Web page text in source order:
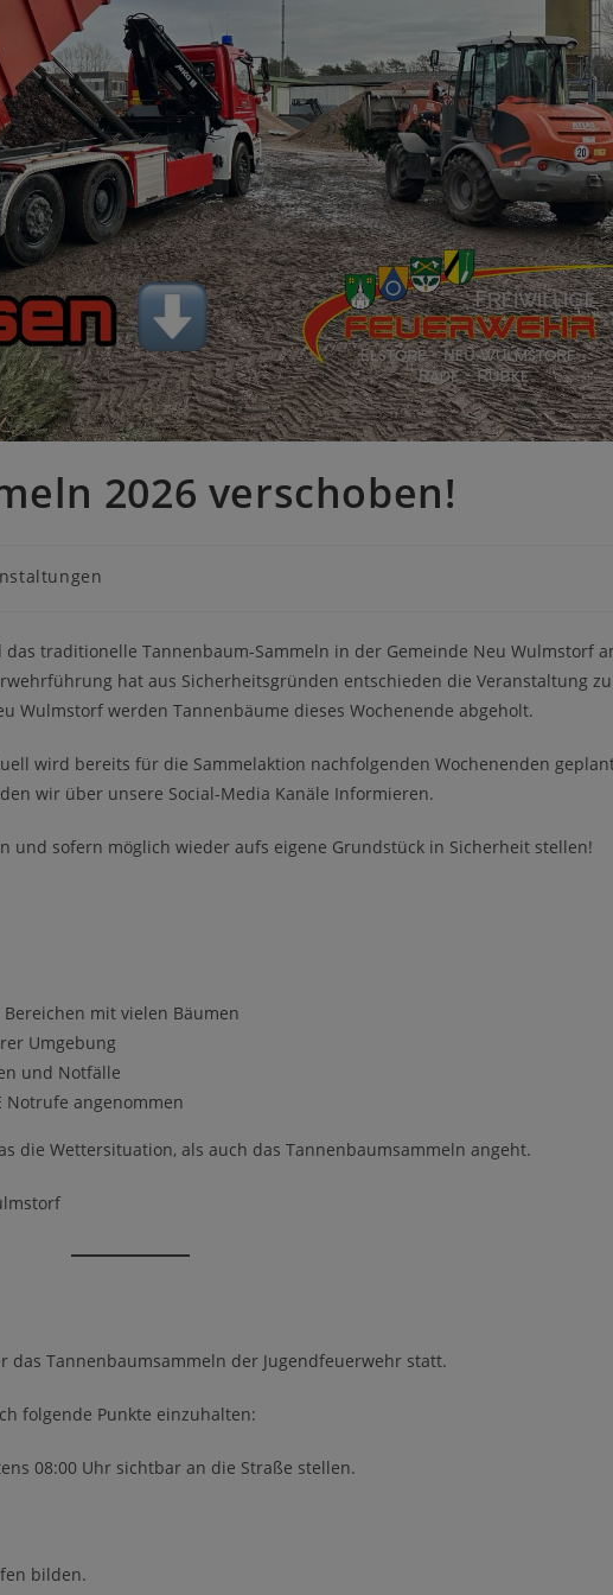
2026 verschoben!
traditionelle Tannenbaum-Sammeln in der Gemeinde Neu Wulmstorf
hat aus Sicherheitsgründen entschieden die Veranstaltung zu
Wulmstorf werden Tannenbäume dieses Wochenende abgeholt.
wird bereits für die Sammelaktion nachfolgenden Wochenenden
wir über unsere Social-Media Kanäle Informieren.
und sofern möglich wieder aufs eigene Grundstück in Sicherheit stellen!
mit vielen Bäumen
Umgebung
und Notfälle
Notrufe angenommen
die Wettersituation, als auch das Tannenbaumsammeln angeht.
das Tannenbaumsammeln der Jugendfeuerwehr statt.
folgende Punkte einzuhalten:
08:00 Uhr sichtbar an die Straße stellen.
bilden.